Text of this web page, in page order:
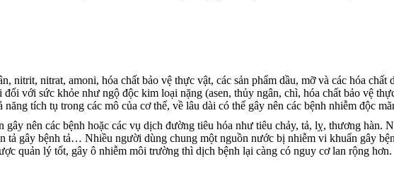
nitrit, nitrat, amoni, hóa chất bảo vệ thực vật, các sản phẩm dầu, mỡ và các hóa
với sức khỏe như ngộ độc kim loại nặng (asen, thủy ngân, chì, hóa chất bảo vệ
tích tụ trong các mô của cơ thể, về lâu dài có thể gây nên các bệnh nhiễm độc
nên các bệnh hoặc các vụ dịch đường tiêu hóa như tiêu chảy, tả, lỵ, thương hàn.
tả gây bệnh tả… Nhiều người dùng chung một nguồn nước bị nhiễm vi khuẩn gây
quản lý tốt, gây ô nhiễm môi trường thì dịch bệnh lại càng có nguy cơ lan rộng hơn.